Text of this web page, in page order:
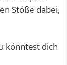
Stöße dabei,
könntest dich